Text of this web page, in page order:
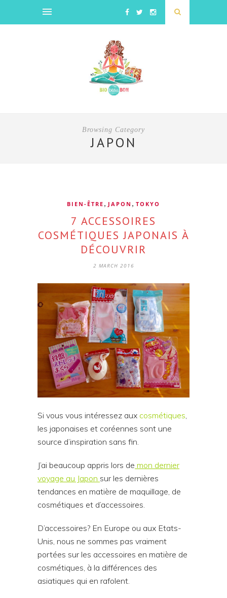
Browsing Category
JAPON
BIEN-ÊTRE , JAPON , TOKYO
7 ACCESSOIRES
COSMÉTIQUES JAPONAIS À
DÉCOUVRIR
2 MARCH 2016
Si vous vous intéressez aux cosmétiques,
les japonaises et coréennes sont une
source d’inspiration sans fin.
J’ai beaucoup appris lors de mon dernier
voyage au Japon sur les dernières
tendances en matière de maquillage, de
cosmétiques et d’accessoires.
D’accessoires? En Europe ou aux Etats-
Unis, nous ne sommes pas vraiment
portées sur les accessoires en matière de
cosmétiques, à la différences des
asiatiques qui en rafolent.